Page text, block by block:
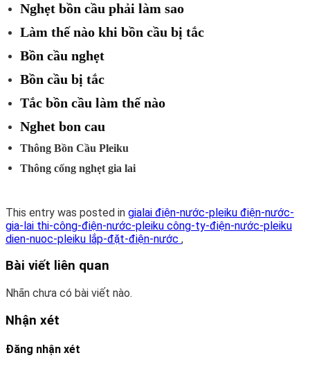
Nghẹt bồn cầu phải làm sao
Làm thế nào khi bồn cầu bị tắc
Bồn cầu nghẹt
Bồn cầu bị tắc
Tắc bồn cầu làm thế nào
Nghet bon cau
Thông Bồn Cầu Pleiku
Thông cống nghẹt gia lai
This entry was posted in gialai điện-nước-pleiku điện-nước-
gia-lai thi-công-điện-nước-pleiku công-ty-điện-nước-pleiku
dien-nuoc-pleiku lắp-đặt-điện-nước ,
Bài viết liên quan
Nhãn chưa có bài viết nào.
Nhận xét
Đăng nhận xét